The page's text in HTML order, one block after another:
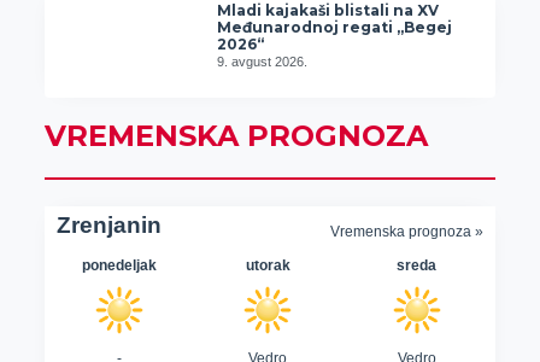
Mladi kajakaši blistali na XV
Međunarodnoj regati „Begej
2026“
9. avgust 2026.
VREMENSKA PROGNOZA